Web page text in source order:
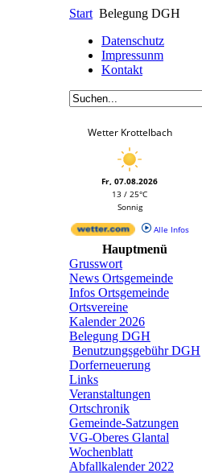
Start Belegung DGH
Datenschutz
Impressunm
Kontakt
Wetter Krottelbach
Fr, 07.08.2026
13 / 25°C
Sonnig
Alle Infos
Hauptmenü
Grusswort
News Ortsgemeinde
Infos Ortsgemeinde
Ortsvereine
Kalender 2026
Belegung DGH
Benutzungsgebühr DGH
Dorferneuerung
Links
Veranstaltungen
Ortschronik
Gemeinde-Satzungen
VG-Oberes Glantal
Wochenblatt
Abfallkalender 2022